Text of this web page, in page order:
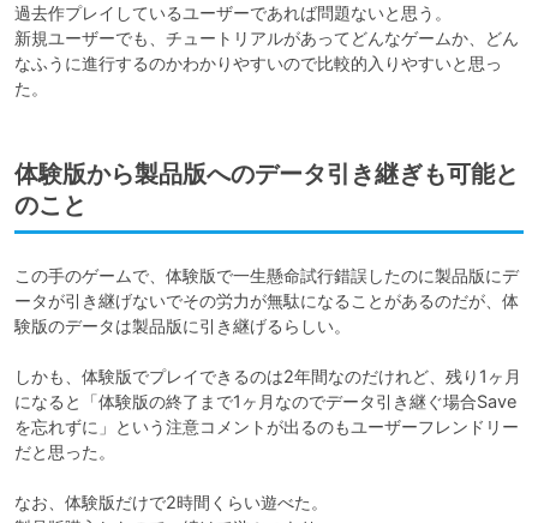
過去作プレイしているユーザーであれば問題ないと思う。
新規ユーザーでも、チュートリアルがあってどんなゲームか、どん
なふうに進行するのかわかりやすいので比較的入りやすいと思っ
体験版から製品版へのデータ引き継ぎも可能と
のこと
この手のゲームで、体験版で一生懸命試行錯誤したのに製品版にデ
ータが引き継げないでその労力が無駄になることがあるのだが、体
験版のデータは製品版に引き継げるらしい。
しかも、体験版でプレイできるのは2年間なのだけれど、残り1ヶ月
になると「体験版の終了まで1ヶ月なのでデータ引き継ぐ場合Save
を忘れずに」という注意コメントが出るのもユーザーフレンドリー
だと思った。
なお、体験版だけで2時間くらい遊べた。